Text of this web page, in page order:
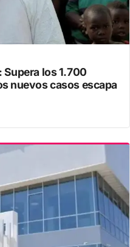
Supera los 1.700
nuevos casos escapa